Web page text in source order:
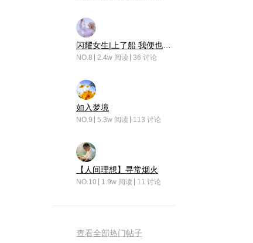
NO.8 2.4w 阅读 36 讨论
如入梦境
NO.9 5.3w 阅读 113 讨论
【人间理想】寻常烟火
NO.10 1.9w 阅读 11 讨论
查看全部热门帖子